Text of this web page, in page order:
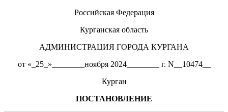
Российская Федерация
Курганская область
АДМИНИСТРАЦИЯ ГОРОДА КУРГАНА
от «_25_»________ноября 2024________ г. N__10474__
Курган
ПОСТАНОВЛЕНИЕ